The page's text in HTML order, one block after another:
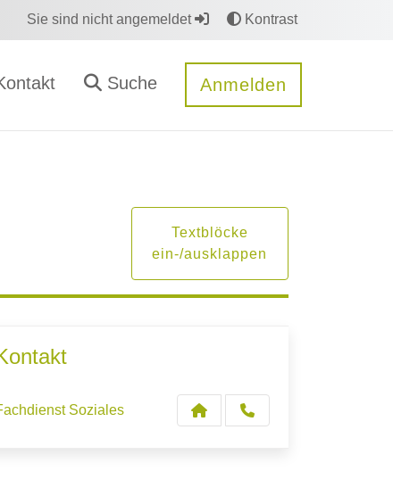
Sie sind nicht angemeldet Kontrast
Suche Anmelden
Textblöcke
ein-/ausklappen
Soziales